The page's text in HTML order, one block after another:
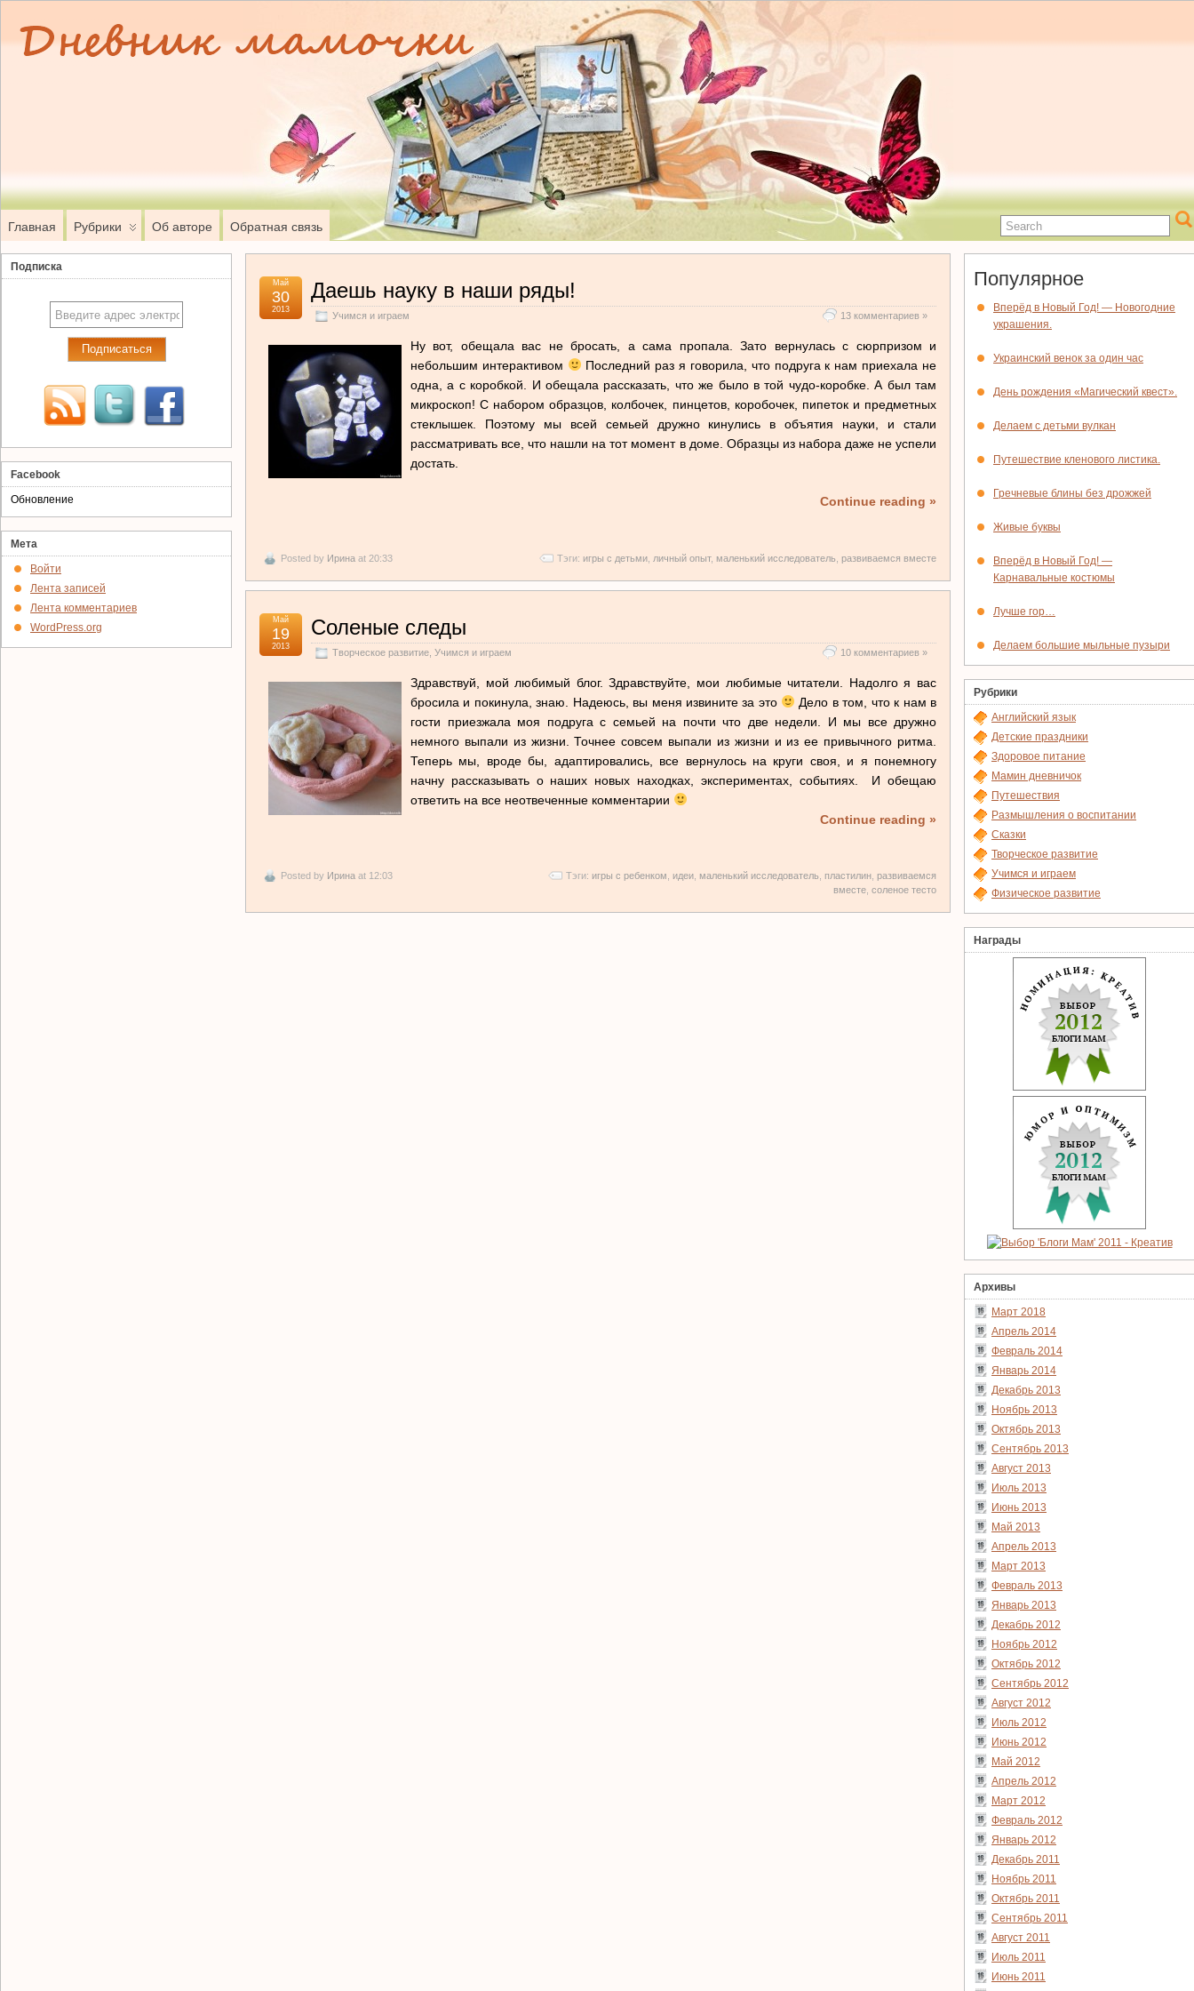
Главная Рубрики Об авторе Обратная связь
Даешь науку в наши ряды!
Учимся и играем 13 комментариев »
Май
30
2013
Ну вот, обещала вас не бросать, а сама пропала. Зато вернулась с сюрпризом и
небольшим интерактивом
Последний раз я говорила, что подруга к нам приехала не
одна, а с коробкой. И обещала рассказать, что же было в той чудо-коробке. А был там
микроскоп! С набором образцов, колбочек, пинцетов, коробочек, пипеток и предметных
стеклышек. Поэтому мы всей семьей дружно кинулись в объятия науки, и стали
рассматривать все, что нашли на тот момент в доме. Образцы из набора даже не успели
достать.
Continue reading »
Posted by Ирина at 20:33 Тэги: игры с детьми личный опыт, маленький исследователь развиваемся вместе
Соленые следы
Творческое развитие Учимся и играем 10 комментариев »
Май
19
2013
Здравствуй, мой любимый блог. Здравствуйте, мои любимые читатели. Надолго я вас
бросила и покинула, знаю. Надеюсь, вы меня извините за это
Дело в том, что к нам в
гости приезжала моя подруга с семьей на почти что две недели. И мы все дружно
немного выпали из жизни. Точнее совсем выпали из жизни и из ее привычного ритма.
Теперь мы, вроде бы, адаптировались, все вернулось на круги своя, и я понемногу
начну рассказывать о наших новых находках, экспериментах, событиях. И обещаю
ответить на все неотвеченные комментарии
Continue reading »
Posted by Ирина at 12:03 Тэги: игры с ребенком, идеи, маленький исследователь, пластилин, развиваемся
вместе, соленое тесто
Подписка
Facebook
Обновление
Мета
Войти
Лента записей
Лента комментариев
WordPress.org
Популярное
Вперёд в Новый Год! — Новогодние
украшения.
Украинский венок за один час
День рождения «Магический квест».
Делаем с детьми вулкан
Путешествие кленового листика.
Гречневые блины без дрожжей
Живые буквы
Вперёд в Новый Год! —
Карнавальные костюмы
Лучше гор…
Делаем большие мыльные пузыри
Рубрики
Английский язык
Детские праздники
Здоровое питание
Мамин дневничок
Путешествия
Размышления о воспитании
Сказки
Творческое развитие
Учимся и играем
Физическое развитие
Награды
Архивы
Март 2018
Апрель 2014
Февраль 2014
Январь 2014
Декабрь 2013
Ноябрь 2013
Октябрь 2013
Сентябрь 2013
Август 2013
Июль 2013
Июнь 2013
Май 2013
Апрель 2013
Март 2013
Февраль 2013
Январь 2013
Декабрь 2012
Ноябрь 2012
Октябрь 2012
Сентябрь 2012
Август 2012
Июль 2012
Июнь 2012
Май 2012
Апрель 2012
Март 2012
Февраль 2012
Январь 2012
Декабрь 2011
Ноябрь 2011
Октябрь 2011
Сентябрь 2011
Август 2011
Июль 2011
Июнь 2011